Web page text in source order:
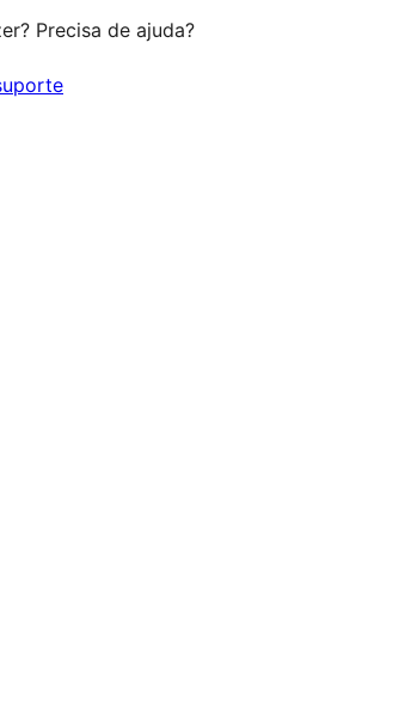
Precisa de ajuda?